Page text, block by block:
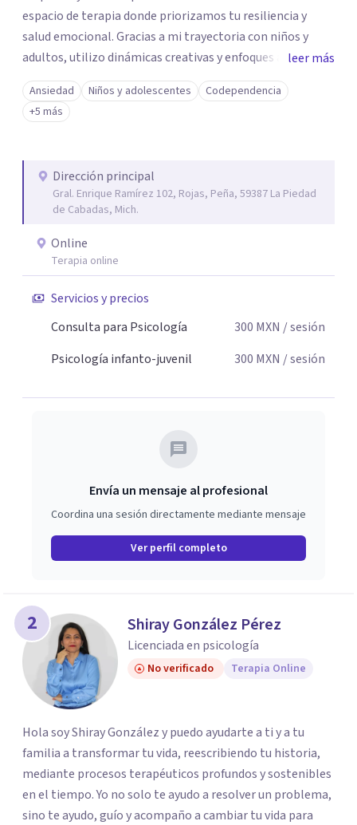
espacio de terapia donde priorizamos tu resiliencia y
salud emocional. Gracias a mi trayectoria con niños y
adultos, utilizo dinámicas creativas y enfoques adaptados
a tus necesidades específicas. Estoy aquí para escucharte
y brindarte las herramientas necesarias para fortalecer
tu paz mental.
leer más
Ansiedad Niños y adolescentes
Codependencia
+5 más
Dirección principal
Gral. Enrique Ramírez 102, Rojas, Peña, 59387 La Piedad
de Cabadas, Mich.
Online
Terapia online
Servicios y precios
Consulta para Psicología
300 MXN / sesión
Psicología infanto-juvenil
300 MXN / sesión
Envía un mensaje al profesional
Coordina una sesión directamente mediante mensaje
Ver perfil completo
2 Shiray González Pérez
Licenciada en psicología
No verificado Terapia Online
Hola soy Shiray González y puedo ayudarte a ti y a tu
familia a transformar tu vida, reescribiendo tu historia,
mediante procesos terapéuticos profundos y sostenibles
en el tiempo. Yo no solo te ayudo a resolver un problema,
sino te ayudo, guío y acompaño a cambiar tu vida para